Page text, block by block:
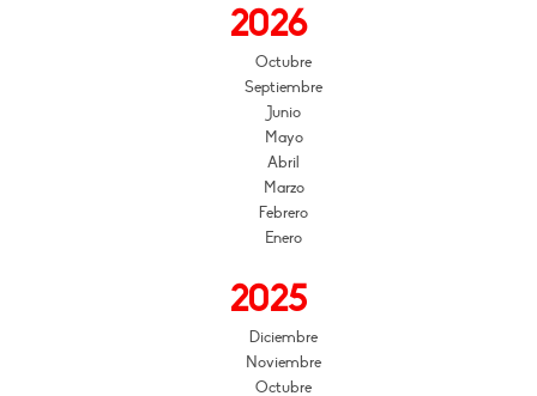
2026
Octubre
Septiembre
Junio
Mayo
Abril
Marzo
Febrero
Enero
2025
Diciembre
Noviembre
Octubre